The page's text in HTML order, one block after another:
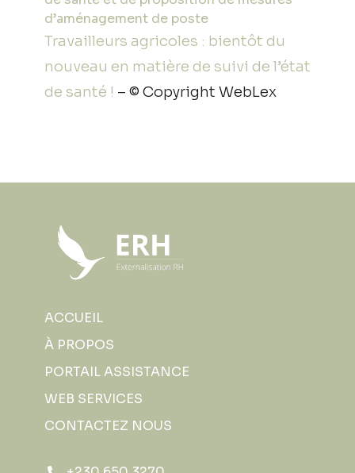
d’aménagement de poste
Travailleurs agricoles : bientôt du
nouveau en matière de suivi de l’état
de santé ! – © Copyright WebLex
ACCUEIL
À PROPOS
PORTAIL ASSISTANCE
WEB SERVICES
CONTACTEZ NOUS